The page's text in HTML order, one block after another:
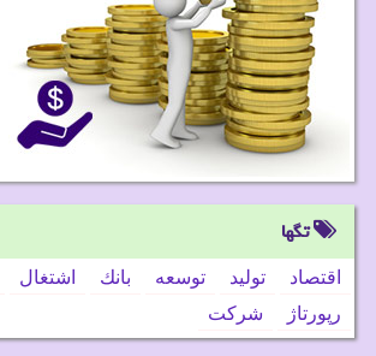
تگها
اقتصاد تولید توسعه بانك اشتغال
رپورتاژ
شركت